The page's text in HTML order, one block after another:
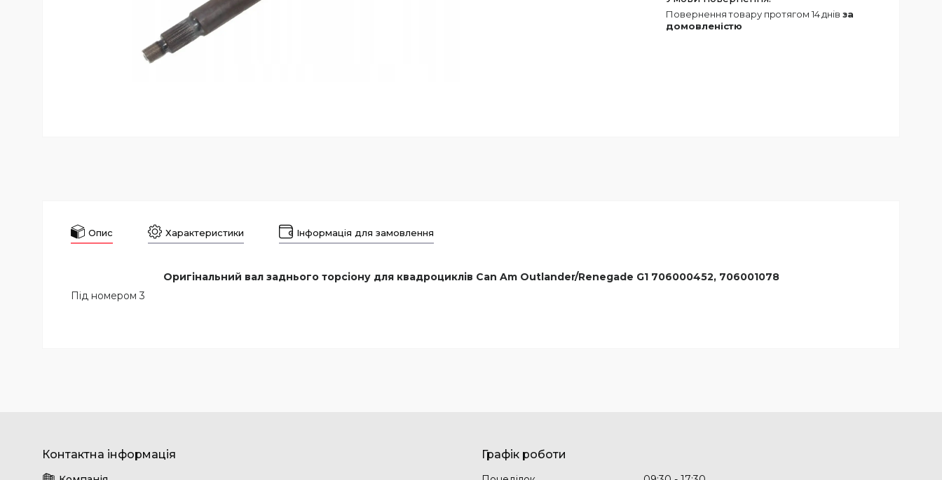
повернення товару протягом 14 днів за
домовленістю
Опис Характеристики Інформація для замовлення
Оригінальний вал заднього торсіону для квадроциклів Can Am Outlander/Renegade G1 706000452, 706001078
Під номером 3
Графік роботи